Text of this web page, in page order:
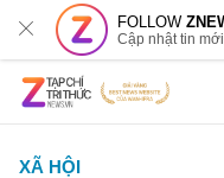
FOLLOW
Cập nhật tin mới
XÃ HỘI